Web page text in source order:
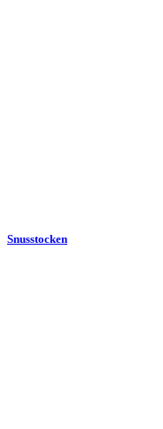
Snusstocken